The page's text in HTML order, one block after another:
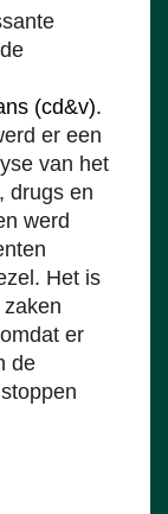
(cd&v).
er een
van het
drugs en
werd
Het is
er
de